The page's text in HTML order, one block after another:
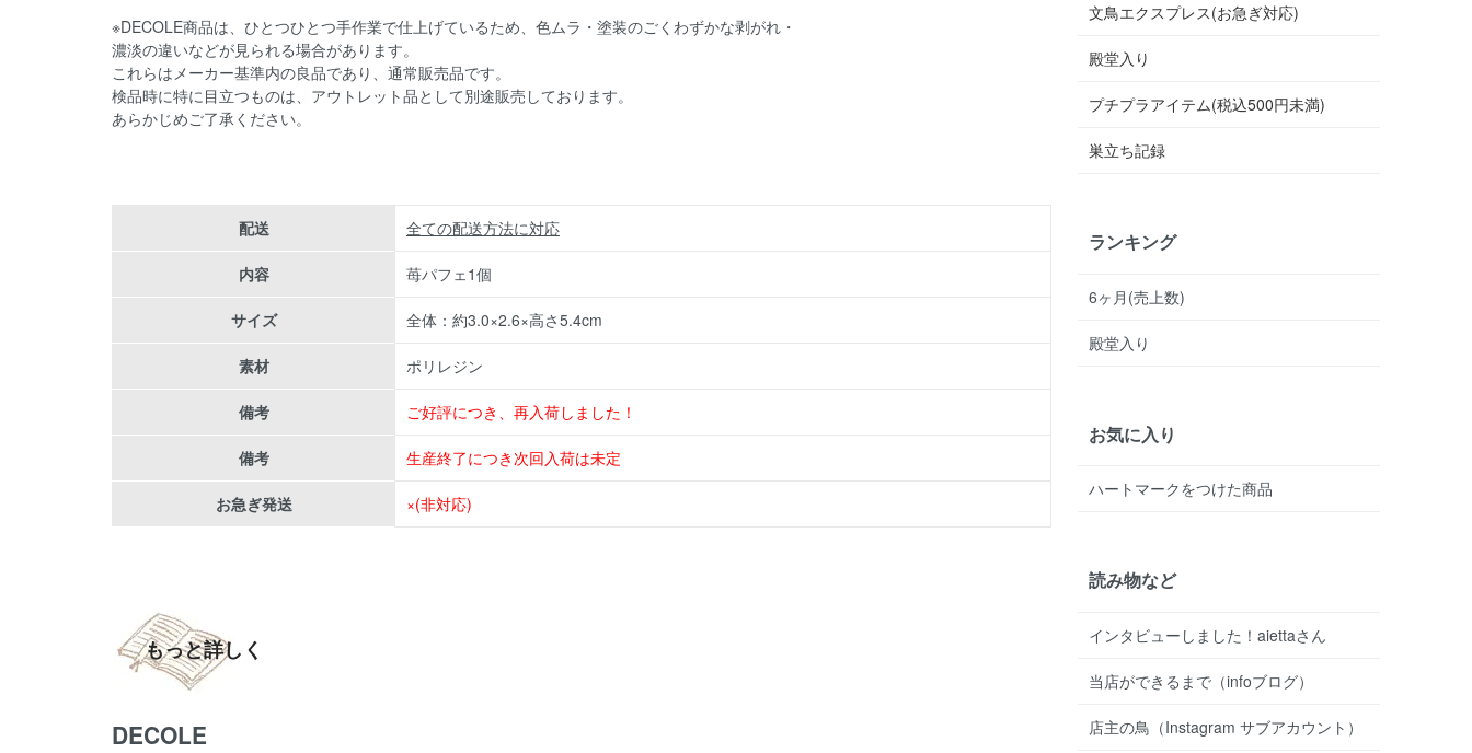
※DECOLE商品は、ひとつひとつ手作業で仕上げているため、色ムラ・塗装のごくわずかな剥がれ・
濃淡の違いなどが見られる場合があります。
これらはメーカー基準内の良品であり、通常販売品です。
検品時に特に目立つものは、アウトレット品として別途販売しております。
あらかじめご了承ください。
配送 全ての配送方法に対応
内容 苺パフェ1個
サイズ 全体：約3.0×2.6×高さ5.4cm
素材 ポリレジン
備考 ご好評につき、再入荷しました！
備考 生産終了につき次回入荷は未定
お急ぎ発送 ×(非対応)
もっと詳しく
DECOLE
文鳥エクスプレス(お急ぎ対応)
殿堂入り
プチプラアイテム(税込500円未満)
巣立ち記録
ランキング
6ヶ月(売上数)
殿堂入り
お気に入り
ハートマークをつけた商品
読み物など
インタビューしました！aiettaさん
当店ができるまで（infoブログ）
店主の鳥（Instagram サブアカウント）